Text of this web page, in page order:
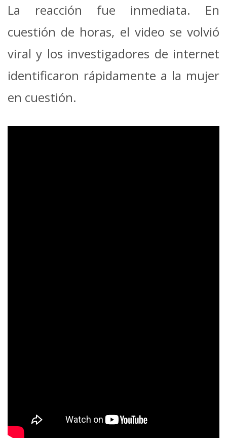
La reacción fue inmediata. En
cuestión de horas, el video se volvió
viral y los investigadores de internet
identificaron rápidamente a la mujer
en cuestión.